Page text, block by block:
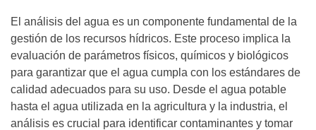
El análisis del agua es un componente fundamental de la
gestión de los recursos hídricos. Este proceso implica la
evaluación de parámetros físicos, químicos y biológicos
para garantizar que el agua cumpla con los estándares de
calidad adecuados para su uso. Desde el agua potable
hasta el agua utilizada en la agricultura y la industria, el
análisis es crucial para identificar contaminantes y tomar